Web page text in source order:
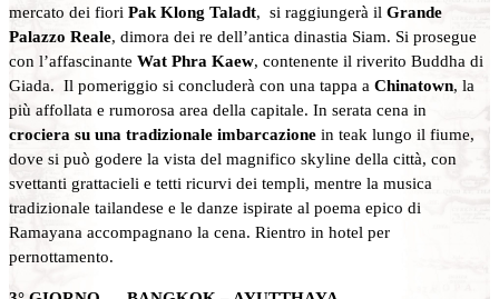
mercato dei fiori Pak Klong Taladt, si raggiungerà il Grande
Palazzo Reale, dimora dei re dell’antica dinastia Siam. Si prosegue
con l’affascinante Wat Phra Kaew, contenente il riverito Buddha di
Giada. Il pomeriggio si concluderà con una tappa a Chinatown, la
più affollata e rumorosa area della capitale. In serata cena in
crociera su una tradizionale imbarcazione in teak lungo il fiume,
dove si può godere la vista del magnifico skyline della città, con
svettanti grattacieli e tetti ricurvi dei templi, mentre la musica
tradizionale tailandese e le danze ispirate al poema epico di
Ramayana accompagnano la cena. Rientro in hotel per
pernottamento.